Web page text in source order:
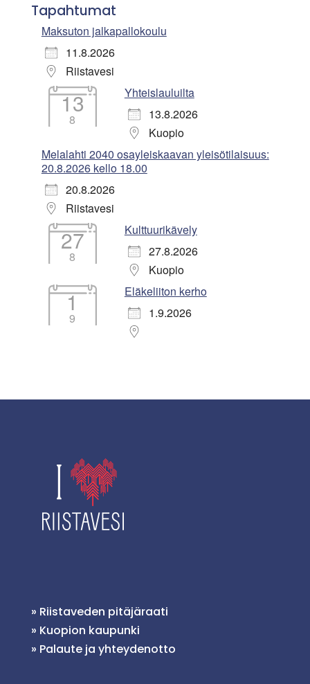
Tapahtumat
Maksuton jalkapallokoulu
11.8.2026
Riistavesi
13
8
Yhteislauluilta
13.8.2026
Kuopio
Melalahti 2040 osayleiskaavan yleisötilaisuus:
20.8.2026 kello 18.00
20.8.2026
Riistavesi
27
8
Kulttuurikävely
27.8.2026
Kuopio
1
9
Eläkeliiton kerho
1.9.2026
» Riistaveden pitäjäraati
» Kuopion kaupunki
» Palaute ja yhteydenotto